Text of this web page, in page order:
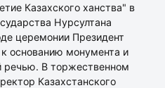
Казахского ханства" в
Нурсултана
церемонии Президент
основанию монумента и
речью. В торжественном
Казахстанского